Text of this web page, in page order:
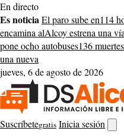
Saltar
al
contenido
En directo
Es noticiaEl paro sube en114
encamina alAlcoy estrena una vía
pone ocho autobuses136
una nueva
jueves, 6 de agosto de 2026
Suscríbetegratis Inicia sesión